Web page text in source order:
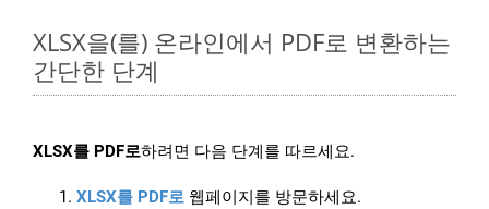
XLSX을(를) 온라인에서 PDF로 변환하는
간단한 단계
XLSX를 PDF로하려면 다음 단계를 따르세요.
XLSX를 PDF로 웹페이지를 방문하세요.